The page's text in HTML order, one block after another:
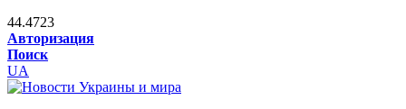
44.4723
Авторизация
Поиск
UA